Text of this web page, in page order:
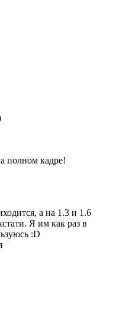
полном кадре!
а на 1.3 и 1.6
Я им как раз в
:D